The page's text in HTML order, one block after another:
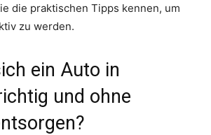
die praktischen Tipps kennen, um
zu werden.
ein Auto in
und ohne